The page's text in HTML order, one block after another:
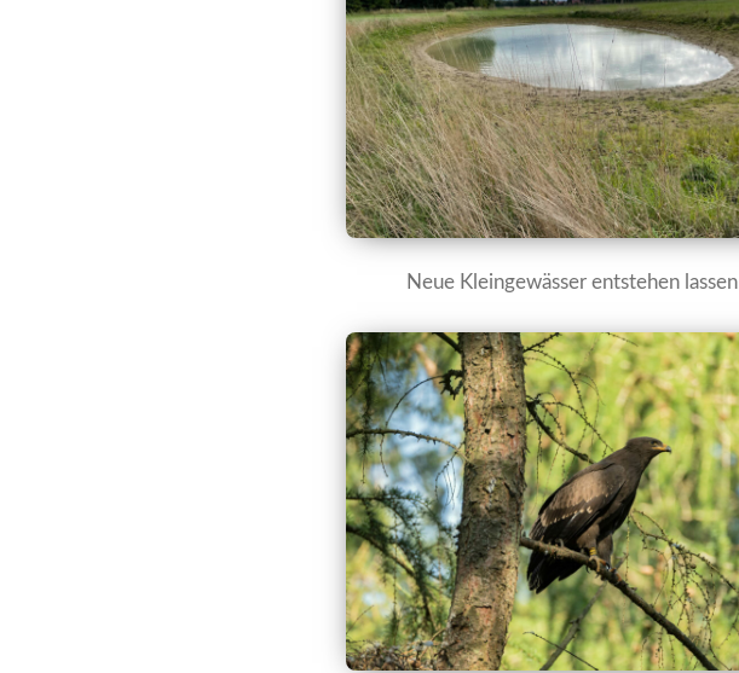
Neue Kleingewässer entstehen lassen